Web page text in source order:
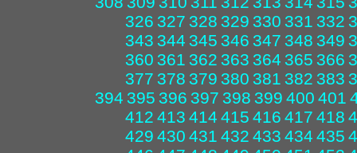
326 327 328 329 330 331 332
343 344 345 346 347 348 349
360 361 362 363 364 365 366
377 378 379 380 381 382 383
394 395 396 397 398 399 400 401
412 413 414 415 416 417 418
429 430 431 432 433 434 435